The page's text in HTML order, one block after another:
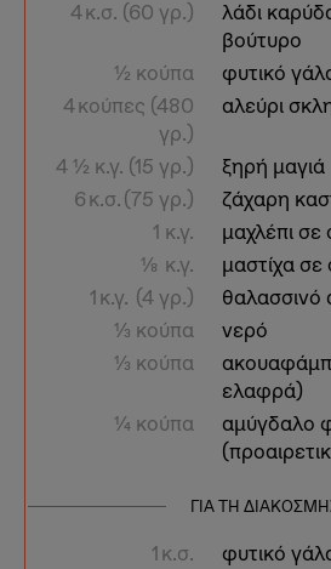
4 κ.σ. (60 γρ.)
λάδι
βούτυρο
1⁄2 κούπα
φυτικό
4 κούπες (480
γρ.)
αλεύρι
4 1⁄2 κ.γ. (15 γρ.)
ξηρή μαγιά
6 κ.σ. (75 γρ.)
ζάχαρη
1 κ.γ.
μαχλέπι σε
1⁄8 κ.γ.
μαστίχα σε
1 κ.γ. (4 γρ.)
θαλασσινό
1⁄3 κούπα
νερό
1⁄3 κούπα
ελαφρά)
1⁄4 κούπα
αμύγδαλο
ΓΙΑ ΤΗ
1 κ.σ.
φυτικό